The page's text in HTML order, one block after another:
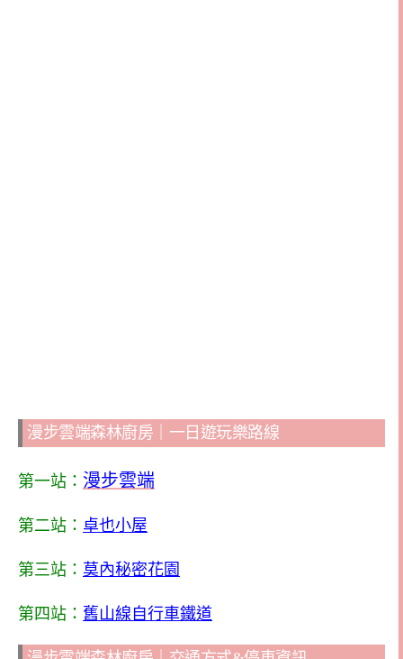
漫步雲端森林廚房｜一日遊玩樂路線
第一站： 漫步雲端
第二站： 卓也小屋
第三站： 莫內秘密花園
第四站： 舊山線自行車鐵道